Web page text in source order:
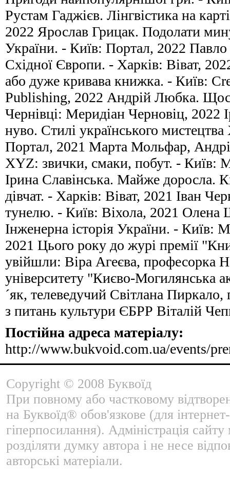
Рустам Гаджієв. Лінгвістика на
2022 Ярослав Грицак. Подолати
України. - Київ: Портал, 2022
Східної Європи. - Харків: Віват,
або дуже кривава книжка. - Київ:
Publishing, 2022 Андрій Любка.
Чернівці: Меридіан Черновіц,
нуво. Стилі українського
Портал, 2021 Марта Мольфар,
XYZ: звички, смаки, побут. - Київ:
Ірина Славінська. Майже доросла.
дівчат. - Харків: Віват, 2021 Іван
тунелю. - Київ: Віхола, 2021 Олена
Інженерна історія України. - Київ:
2021 Цього року до журі премії
увійшли: Віра Агеєва, професорка
університету "Києво-Могилянська
´як, телеведучий Світлана
з питань культури ЄБРР Віталій
Постійна адреса матеріалу:
http://www.bukvoid.com.ua/events/
Copyright © 2008 Буквоїд
При повному або частковому
на Буквоїд® обов'язкове (для
гіперпосилання). Адміністрація
розділяти думку автора і не несе
авторські матеріали.